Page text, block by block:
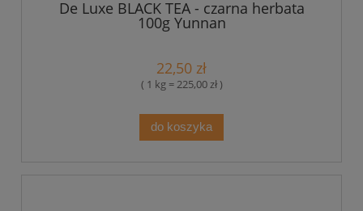
De Luxe BLACK TEA - czarna herbata
100g Yunnan
22,50 zł
( 1 kg = 225,00 zł )
do koszyka